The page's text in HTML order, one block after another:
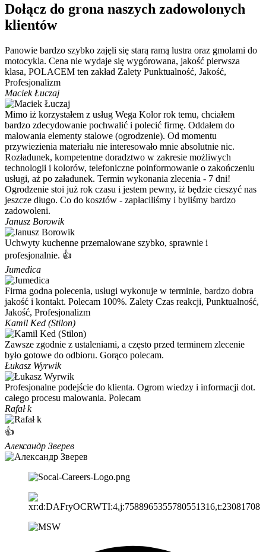
Dołącz do grona naszych zadowolonych
klientów
Panowie bardzo szybko zajęli się starą ramą lustra oraz gmolami do
motocykla. Cena nie wydaje się wygórowana, jakość pierwsza
klasa, POLACEM ten zakład Zalety Punktualność, Jakość,
Profesjonalizm
Maciek Łuczaj
Mimo iż korzystałem z usług Wega Kolor rok temu, chciałem
bardzo zdecydowanie pochwalić i polecić firmę. Oddałem do
malowania elementy stalowe (ogrodzenie). Od momentu
przywiezienia materiału nie interesowało mnie absolutnie nic.
Rozładunek, kompetentne doradztwo w zakresie możliwych
technologii i kolorów, telefoniczne poinformowanie o zakończeniu
usługi, aż po załadunek. Termin wykonania zlecenia - 7 dni!
Ogrodzenie stoi już rok czasu i jestem pewny, iż będzie cieszyć nas
jeszcze długo. Co do kosztów - zapłaciliśmy i byliśmy bardzo
zadowoleni.
Janusz Borowik
Uchwyty kuchenne przemalowane szybko, sprawnie i
profesjonalnie. 👍
Jumedica
Firma godna polecenia, usługi wykonuje w terminie, bardzo dobra
jakość i kontakt. Polecam 100%. Zalety Czas reakcji, Punktualność,
Jakość, Profesjonalizm
Kamil Ked (Stilon)
Zawsze zgodnie z ustaleniami, a często przed terminem zlecenie
było gotowe do odbioru. Gorąco polecam.
Łukasz Wyrwik
Profesjonalne podejście do klienta. Ogrom wiedzy i informacji dot.
całego procesu malowania. Polecam
Rafał k
👍
Александр Зверев